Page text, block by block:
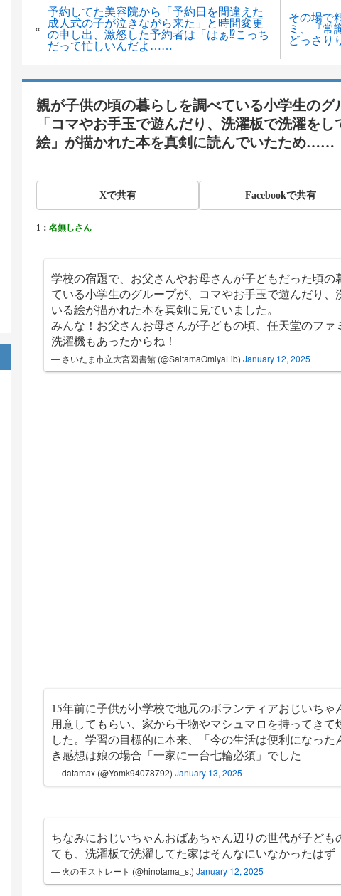
«
予約してた美容院から「予約日を間違えた
成人式の子が泣きながら来た」と時間変更
の申し出、激怒した予約者は「はぁ⁉︎こっち
だって忙しいんだよ……
その場で
ミ、『常
どっさり
親が子供の頃の暮らしを調べている小学生のグ
「コマやお手玉で遊んだり、洗濯板で洗濯をし
絵」が描かれた本を真剣に読んでいたため……
Xで共有 Facebookで共有
1： 名無しさん
学校の宿題で、お父さんやお母さんが子どもだった頃の
ている小学生のグループが、コマやお手玉で遊んだり、
いる絵が描かれた本を真剣に見ていました。
みんな！お父さんお母さんが子どもの頃、任天堂のファ
洗濯機もあったからね！
— さいたま市立大宮図書館 (@SaitamaOmiyaLib) January 12, 2025
15年前に子供が小学校で地元のボランティアおじいちゃ
用意してもらい、家から干物やマシュマロを持ってきて
した。学習の目標的に本来、「今の生活は便利になった
き感想は娘の場合「一家に一台七輪必須」でした
— datamax (@Yomk94078792) January 13, 2025
ちなみにおじいちゃんおばあちゃん辺りの世代が子ども
ても、洗濯板で洗濯してた家はそんなにいなかったはず
— 火の玉ストレート (@hinotama_st) January 12, 2025